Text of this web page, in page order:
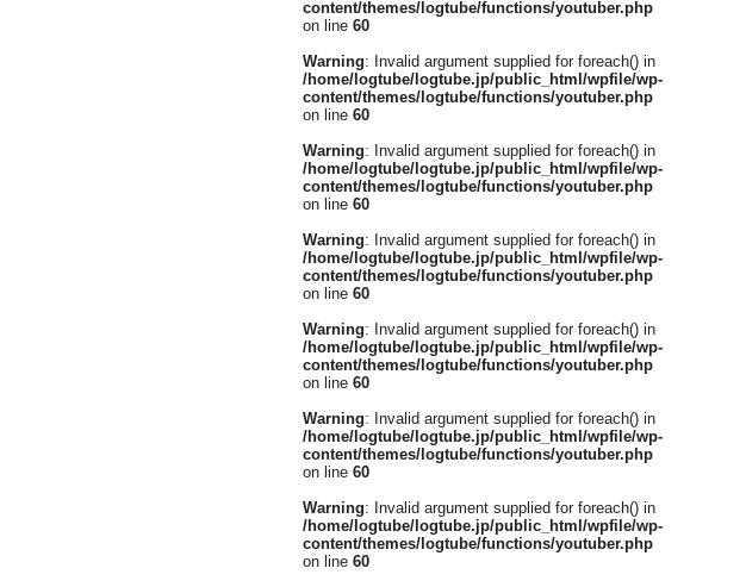
content/themes/logtube/functions/youtuber.php
on line 60
Warning: Invalid argument supplied for foreach() in
/home/logtube/logtube.jp/public_html/wpfile/wp-
content/themes/logtube/functions/youtuber.php
on line 60
Warning: Invalid argument supplied for foreach() in
/home/logtube/logtube.jp/public_html/wpfile/wp-
content/themes/logtube/functions/youtuber.php
on line 60
Warning: Invalid argument supplied for foreach() in
/home/logtube/logtube.jp/public_html/wpfile/wp-
content/themes/logtube/functions/youtuber.php
on line 60
Warning: Invalid argument supplied for foreach() in
/home/logtube/logtube.jp/public_html/wpfile/wp-
content/themes/logtube/functions/youtuber.php
on line 60
Warning: Invalid argument supplied for foreach() in
/home/logtube/logtube.jp/public_html/wpfile/wp-
content/themes/logtube/functions/youtuber.php
on line 60
Warning: Invalid argument supplied for foreach() in
/home/logtube/logtube.jp/public_html/wpfile/wp-
content/themes/logtube/functions/youtuber.php
on line 60